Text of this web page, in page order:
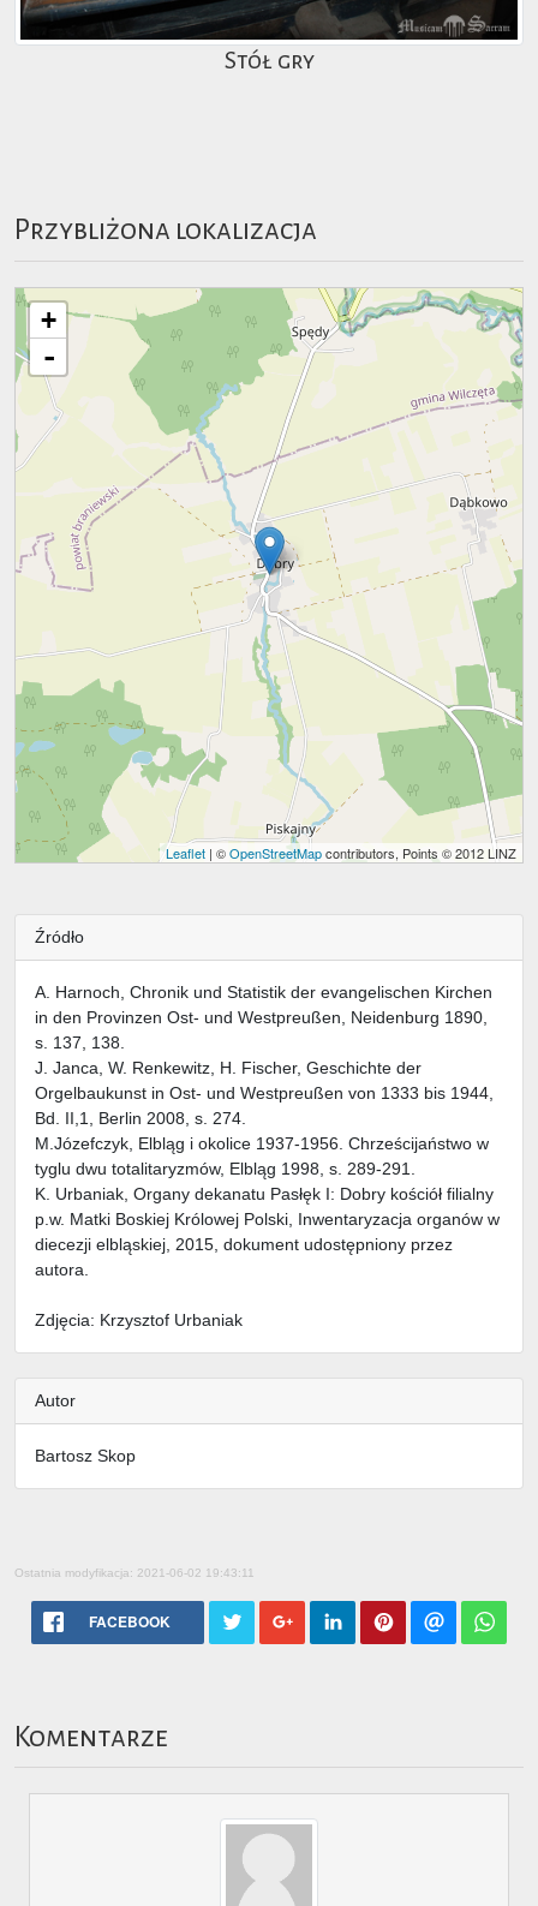
Stół gry
Przybliżona lokalizacja
+
-
Leaflet | ©OpenStreetMapcontributors, Points © 2012 LINZ
Źródło
A. Harnoch, Chronik und Statistik der evangelischen Kirchen
in den Provinzen Ost- und Westpreußen, Neidenburg 1890,
s. 137, 138.
J. Janca, W. Renkewitz, H. Fischer, Geschichte der
Orgelbaukunst in Ost- und Westpreußen von 1333 bis 1944,
Bd. II,1, Berlin 2008, s. 274.
M.Józefczyk, Elbląg i okolice 1937-1956. Chrześcijaństwo w
tyglu dwu totalitaryzmów, Elbląg 1998, s. 289-291.
K. Urbaniak, Organy dekanatu Pasłęk I: Dobry kościół filialny
p.w. Matki Boskiej Królowej Polski, Inwentaryzacja organów w
diecezji elbląskiej, 2015, dokument udostępniony przez
autora.
Zdjęcia: Krzysztof Urbaniak
Autor
Bartosz Skop
Ostatnia modyfikacja: 2021-06-02 19:43:11
FACEBOOK
Komentarze